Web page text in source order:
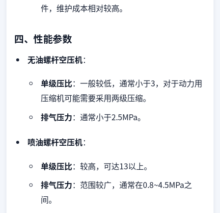
件，维护成本相对较高。
四、性能参数
无油螺杆空压机：
单级压比：一般较低，通常小于3，对于动力用
压缩机可能需要采用两级压缩。
排气压力：通常小于2.5MPa。
喷油螺杆空压机：
单级压比：较高，可达13以上。
排气压力：范围较广，通常在0.8~4.5MPa之
间。